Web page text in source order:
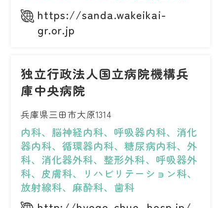
https://sanda.wakeikai-
gr.or.jp
独立行政法人国立病院機構兵
庫中央病院
兵庫県三田市大原1314
内科、脳神経内科、呼吸器内科、消化
器内科、循環器内科、糖尿病内科、外
科、消化器外科、整形外科、呼吸器外
科、皮膚科、リハビリテーション科、
放射線科、麻酔科、歯科